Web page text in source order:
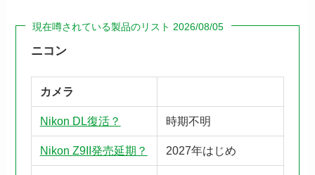
現在噂されている製品のリスト 2026/08/05
ニコン
カメラ
Nikon DL復活？ 時期不明
Nikon Z9II発売延期？ 2027年はじめ